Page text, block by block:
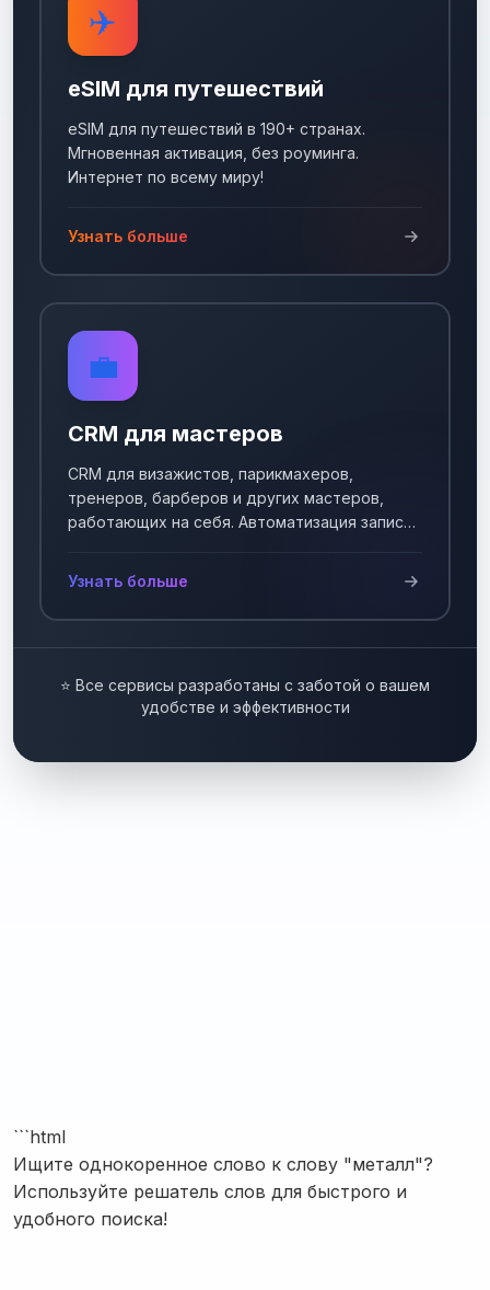
✈️
eSIM для путешествий
eSIM для путешествий в 190+ странах.
Мгновенная активация, без роуминга.
Интернет по всему миру!
Узнать больше
💼
CRM для мастеров
CRM для визажистов, парикмахеров,
тренеров, барберов и других мастеров,
работающих на себя. Автоматизация записи
Узнать больше
⭐ Все сервисы разработаны с заботой о вашем
удобстве и эффективности
```html
Ищите однокоренное слово к слову "металл"?
Используйте решатель слов для быстрого и
удобного поиска!